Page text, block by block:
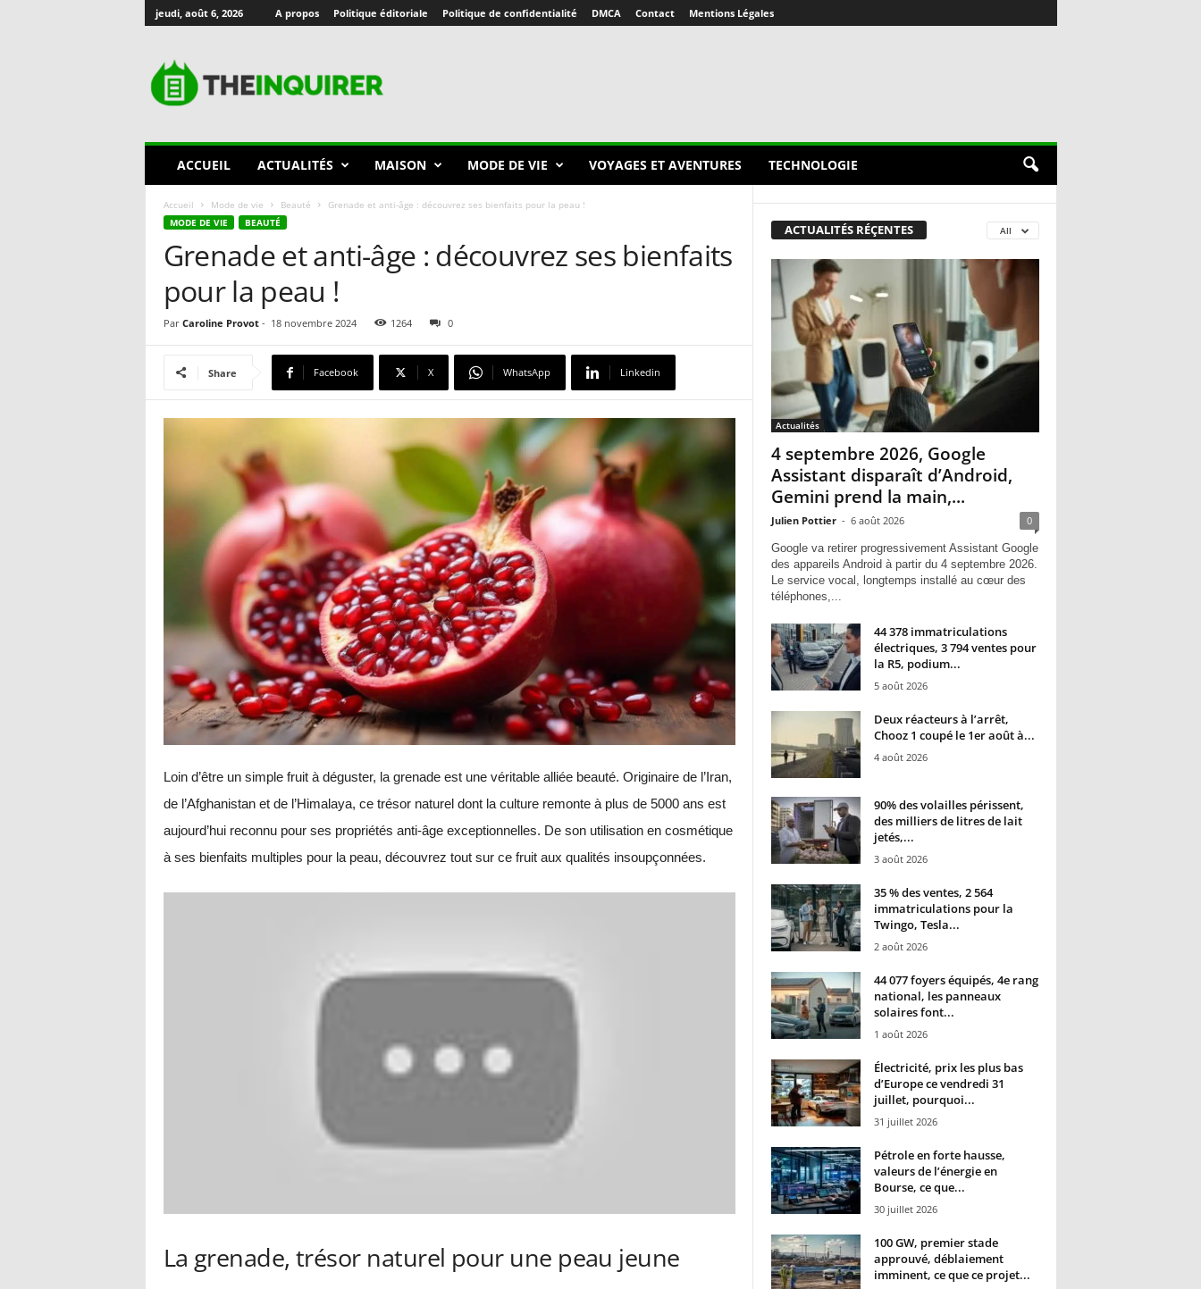
jeudi, août 6, 2026 A propos Politique éditoriale Politique de confidentialité DMCA Contact Mentions Légales
🇫🇷
ACCUEIL ACTUALITÉS MAISON MODE DE VIE VOYAGES ET AVENTURES TECHNOLOGIE
Accueil Mode de vie Beauté
Grenade et anti-âge : découvrez ses bienfaits pour la peau !
MODE DE VIE
BEAUTÉ
Grenade et anti-âge : découvrez ses bienfaits
pour la peau !
Par Caroline Provot- 18 novembre 2024 1264 0
Share Facebook X WhatsApp Linkedin
Loin d’être un simple fruit à déguster, la grenade est une véritable alliée beauté. Originaire de l’Iran,
de l’Afghanistan et de l’Himalaya, ce trésor naturel dont la culture remonte à plus de 5000 ans est
aujourd’hui reconnu pour ses propriétés anti-âge exceptionnelles. De son utilisation en cosmétique
à ses bienfaits multiples pour la peau, découvrez tout sur ce fruit aux qualités insoupçonnées.
La grenade, trésor naturel pour une peau jeune
ACTUALITÉS RÉÇENTES All
Actualités
4 septembre 2026, Google
Assistant disparaît d’Android,
Gemini prend la main,...
Julien Pottier - 6 août 2026 0
Google va retirer progressivement Assistant Google
des appareils Android à partir du 4 septembre 2026.
Le service vocal, longtemps installé au cœur des
téléphones,...
44 378 immatriculations
électriques, 3 794 ventes pour
la R5, podium...
5 août 2026
Deux réacteurs à l’arrêt,
Chooz 1 coupé le 1er août à...
4 août 2026
90% des volailles périssent,
des milliers de litres de lait
jetés,...
3 août 2026
35 % des ventes, 2 564
immatriculations pour la
Twingo, Tesla...
2 août 2026
44 077 foyers équipés, 4e rang
national, les panneaux
solaires font...
1 août 2026
Électricité, prix les plus bas
d’Europe ce vendredi 31
juillet, pourquoi...
31 juillet 2026
Pétrole en forte hausse,
valeurs de l’énergie en
Bourse, ce que...
30 juillet 2026
100 GW, premier stade
approuvé, déblaiement
imminent, ce que ce projet...